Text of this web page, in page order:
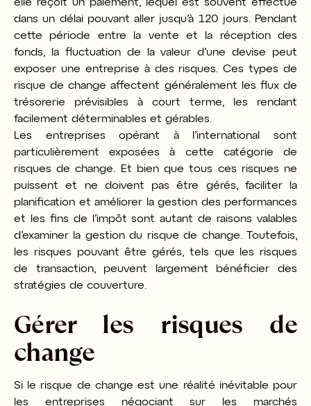
elle reçoit un paiement, lequel est souvent effectué
dans un délai pouvant aller jusqu’à 120 jours. Pendant
cette période entre la vente et la réception des
fonds, la fluctuation de la valeur d’une devise peut
exposer une entreprise à des risques. Ces types de
risque de change affectent généralement les flux de
trésorerie prévisibles à court terme, les rendant
facilement déterminables et gérables.
Les entreprises opérant à l’international sont
particulièrement exposées à cette catégorie de
risques de change. Et bien que tous ces risques ne
puissent et ne doivent pas être gérés, faciliter la
planification et améliorer la gestion des performances
et les fins de l’impôt sont autant de raisons valables
d’examiner la gestion du risque de change. Toutefois,
les risques pouvant être gérés, tels que les risques
de transaction, peuvent largement bénéficier des
stratégies de couverture.
Gérer les risques de
change
Si le risque de change est une réalité inévitable pour
les entreprises négociant sur les marchés